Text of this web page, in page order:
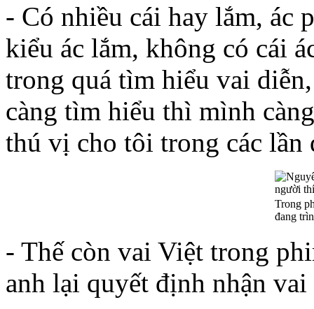
- Có nhiều cái hay lắm, ác
kiểu ác lắm, không có cái
trong quá tìm hiểu vai
càng tìm hiểu thì mình
thú vị cho tôi trong các lần
Trong
đang
- Thế còn vai Việt trong
anh lại quyết định nhận vai